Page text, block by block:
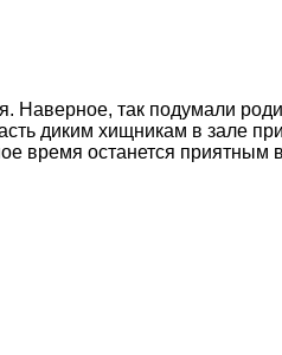
Наверное, так подумали
диким хищникам в зале
время останется приятным